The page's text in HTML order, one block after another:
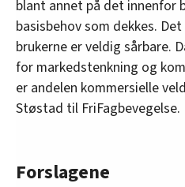
blant annet på det innenfor
basisbehov som dekkes.
brukerne er veldig sårbare.
for markedstenkning og
er andelen kommersielle
Støstad til FriFagbevegelse.
Forslagene